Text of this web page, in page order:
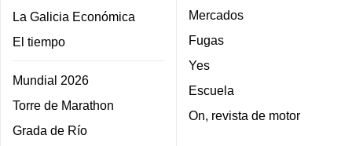
La Galicia Económica
El tiempo
Mundial 2026
Torre de Marathon
Grada de Río
Mercados
Fugas
Yes
Escuela
On, revista de motor